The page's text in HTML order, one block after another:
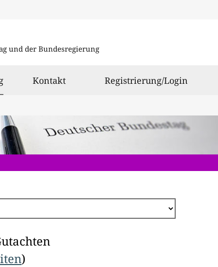
und der Bundesregierung
ausgewählt
Kontakt Registrierung/Login
)